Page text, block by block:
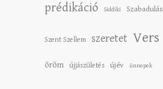
prédikáció Siddiki Szabadulás
Szent Szellem szeretet Vers
öröm újjászületés újév ünnepek